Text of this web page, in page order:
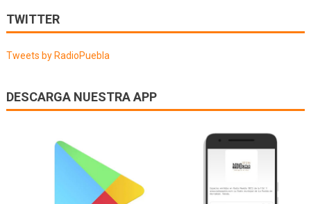
de
entradas
TWITTER
Tweets by RadioPuebla
DESCARGA NUESTRA APP